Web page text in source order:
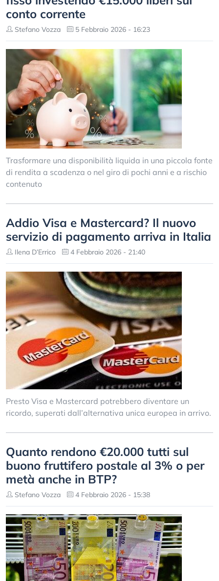
conto corrente
Stefano Vozza 5 Febbraio 2026 - 16:23
Trasformare una disponibilità liquida in una piccola fonte
di rendita a scadenza o nel giro di pochi anni e a rischio
contenuto
Addio Visa e Mastercard? Il nuovo
servizio di pagamento arriva in Italia
Ilena D’Errico 4 Febbraio 2026 - 21:40
Presto Visa e Mastercard potrebbero diventare un
ricordo, superati dall’alternativa unica europea in arrivo.
Quanto rendono €20.000 tutti sul
buono fruttifero postale al 3% o per
metà anche in BTP?
Stefano Vozza 4 Febbraio 2026 - 15:38